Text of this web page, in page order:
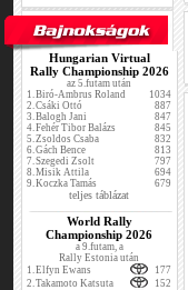
Hungarian Virtual
Rally Championship 2026
az 5.futam után
1.Biró-Ambrus Roland
1034
2.Csáki Ottó
887
3.Balogh Jani
847
4.Fehér Tibor Balázs
845
5.Zsoldos Csaba
832
6.Gách Bence
813
7.Szegedi Zsolt
797
8.Misik Attila
694
9.Koczka Tamás 679
teljes táblázat
World Rally
Championship 2026
a 9.futam, a
Rally Estonia után
1.Elfyn Ewans
177
2.Takamoto Katsuta
152